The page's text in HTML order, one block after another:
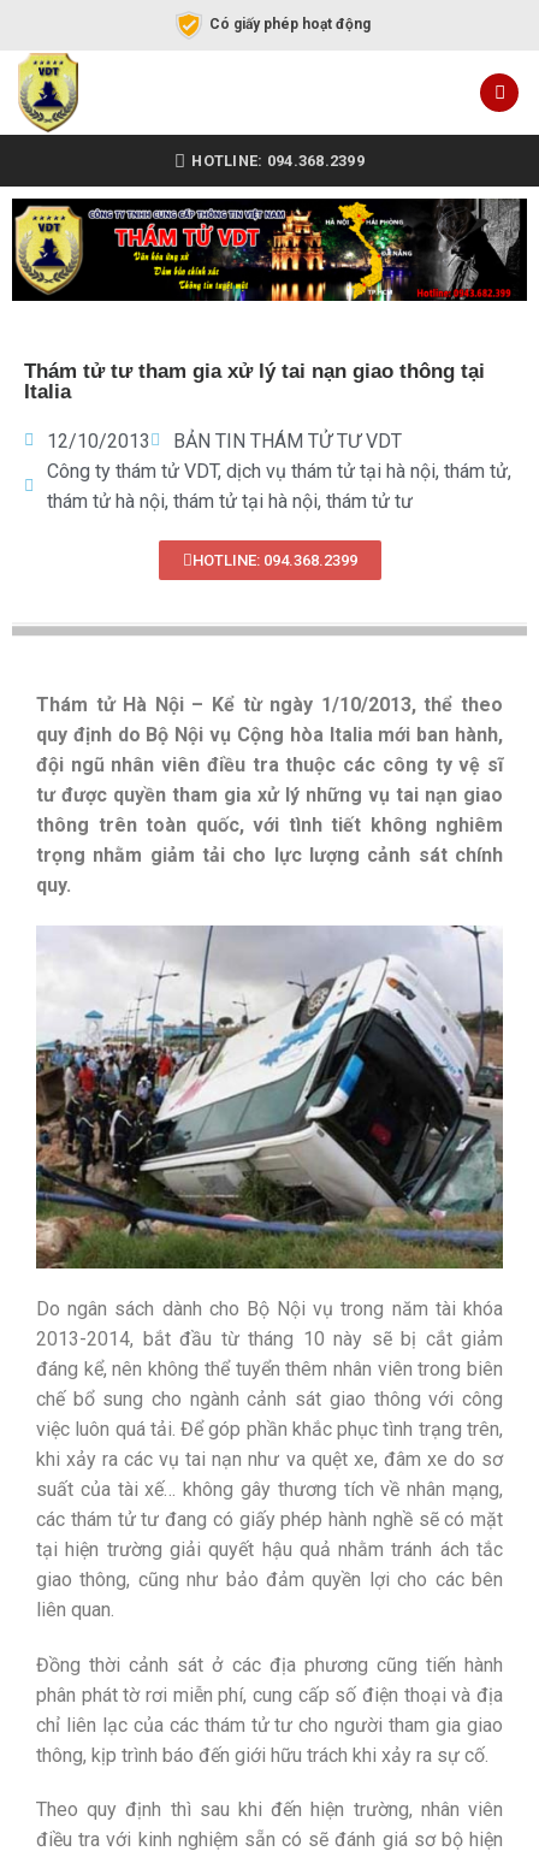
Có giấy phép hoạt động
HOTLINE: 094.368.2399
Thám tử tư tham gia xử lý tai nạn giao thông tại
Italia
12/10/2013
BẢN TIN THÁM TỬ TƯ VDT
Công ty thám tử VDT, dịch vụ thám tử tại hà nội, thám tử,
thám tử hà nội, thám tử tại hà nội, thám tử tư
HOTLINE: 094.368.2399
Thám tử Hà Nội – Kể từ ngày 1/10/2013, thể theo
quy định do Bộ Nội vụ Cộng hòa Italia mới ban hành,
đội ngũ nhân viên điều tra thuộc các công ty vệ sĩ
tư được quyền tham gia xử lý những vụ tai nạn giao
thông trên toàn quốc, với tình tiết không nghiêm
trọng nhằm giảm tải cho lực lượng cảnh sát chính
quy.
Do ngân sách dành cho Bộ Nội vụ trong năm tài khóa
2013-2014, bắt đầu từ tháng 10 này sẽ bị cắt giảm
đáng kể, nên không thể tuyển thêm nhân viên trong biên
chế bổ sung cho ngành cảnh sát giao thông với công
việc luôn quá tải. Để góp phần khắc phục tình trạng trên,
khi xảy ra các vụ tai nạn như va quệt xe, đâm xe do sơ
suất của tài xế… không gây thương tích về nhân mạng,
các thám tử tư đang có giấy phép hành nghề sẽ có mặt
tại hiện trường giải quyết hậu quả nhằm tránh ách tắc
giao thông, cũng như bảo đảm quyền lợi cho các bên
liên quan.
Đồng thời cảnh sát ở các địa phương cũng tiến hành
phân phát tờ rơi miễn phí, cung cấp số điện thoại và địa
chỉ liên lạc của các thám tử tư cho người tham gia giao
thông, kịp trình báo đến giới hữu trách khi xảy ra sự cố.
Theo quy định thì sau khi đến hiện trường, nhân viên
điều tra với kinh nghiệm sẵn có sẽ đánh giá sơ bộ hiện